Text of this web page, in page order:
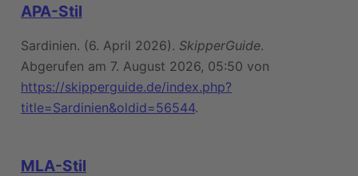
APA-Stil
Sardinien. (6. April 2026). SkipperGuide.
Abgerufen am 7. August 2026, 05:50 von
https://skipperguide.de/index.php?
title=Sardinien&oldid=56544.
MLA-Stil